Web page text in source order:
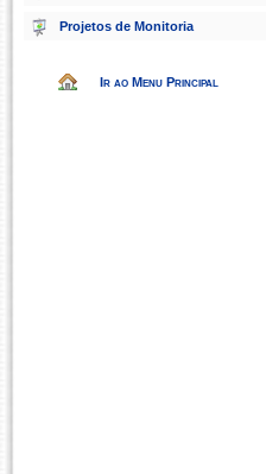
Projetos de Monitoria
Ir ao Menu Principal